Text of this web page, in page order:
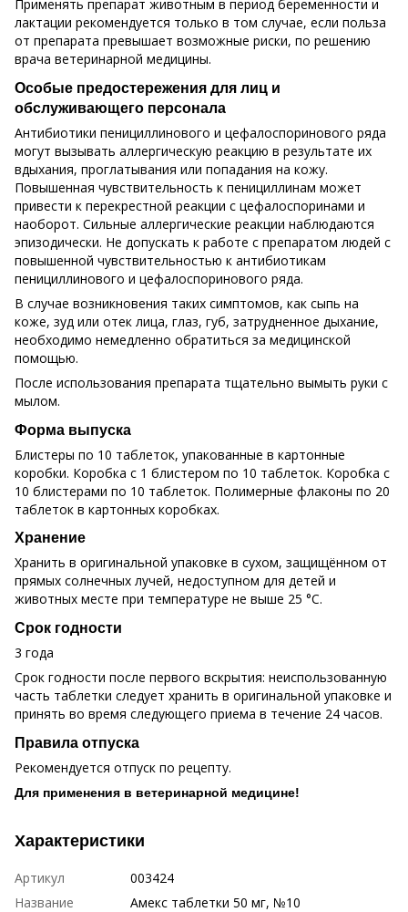
Применять препарат животным в период беременности и
лактации рекомендуется только в том случае, если польза
от препарата превышает возможные риски, по решению
врача ветеринарной медицины.
Особые предостережения для лиц и
обслуживающего персонала
Антибиотики пенициллинового и цефалоспоринового ряда
могут вызывать аллергическую реакцию в результате их
вдыхания, проглатывания или попадания на кожу.
Повышенная чувствительность к пенициллинам может
привести к перекрестной реакции с цефалоспоринами и
наоборот. Сильные аллергические реакции наблюдаются
эпизодически. Не допускать к работе с препаратом людей с
повышенной чувствительностью к антибиотикам
пенициллинового и цефалоспоринового ряда.
В случае возникновения таких симптомов, как сыпь на
коже, зуд или отек лица, глаз, губ, затрудненное дыхание,
необходимо немедленно обратиться за медицинской
помощью.
После использования препарата тщательно вымыть руки с
мылом.
Форма выпуска
Блистеры по 10 таблеток, упакованные в картонные
коробки. Коробка с 1 блистером по 10 таблеток. Коробка с
10 блистерами по 10 таблеток. Полимерные флаконы по 20
таблеток в картонных коробках.
Хранение
Хранить в оригинальной упаковке в сухом, защищённом от
прямых солнечных лучей, недоступном для детей и
животных месте при температуре не выше 25 °С.
Срок годности
3 года
Срок годности после первого вскрытия: неиспользованную
часть таблетки следует хранить в оригинальной упаковке и
принять во время следующего приема в течение 24 часов.
Правила отпуска
Рекомендуется отпуск по рецепту.
Для применения в ветеринарной медицине!
Характеристики
Артикул
003424
Название
Амекс таблетки 50 мг, №10